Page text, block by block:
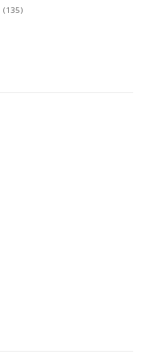
(135)